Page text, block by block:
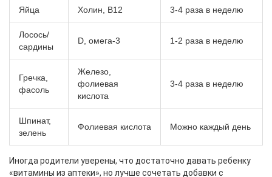
Яйца Холин, B12 3-4 раза в неделю
Лосось/
сардины
D, омега-3 1-2 раза в неделю
Гречка,
фасоль
Железо,
фолиевая
кислота
3-4 раза в неделю
Шпинат,
зелень
Фолиевая кислота Можно каждый день
Иногда родители уверены, что достаточно давать ребенку
«витамины из аптеки», но лучше сочетать добавки с